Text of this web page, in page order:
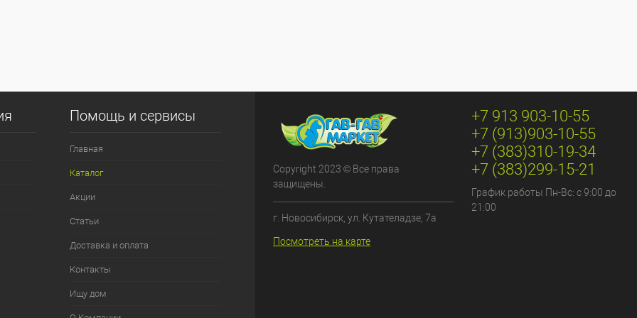
Помощь и сервисы
Главная
Каталог
Акции
Статьи
Доставка и оплата
Контакты
Ищу дом
Copyright 2023 © Все права
защищены.
г. Новосибирск, ул. Кутателадзе, 7а
Посмотреть на карте
+7 913 903-10-55
+7 (913)903-10-55
+7 (383)310-19-34
+7 (383)299-15-21
График работы Пн-Вс: с 9:00 до
21:00